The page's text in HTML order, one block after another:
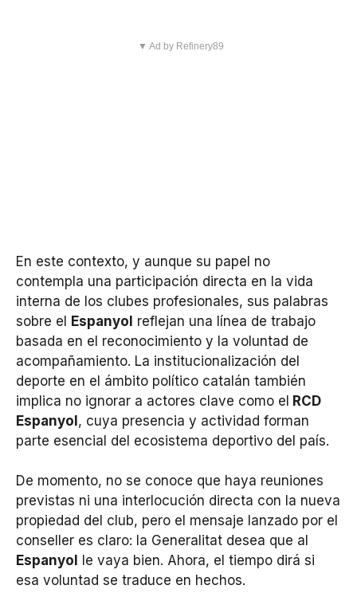
▼ Ad by Refinery89
En este contexto, y aunque su papel no
contempla una participación directa en la vida
interna de los clubes profesionales, sus palabras
sobre el Espanyol reflejan una línea de trabajo
basada en el reconocimiento y la voluntad de
acompañamiento. La institucionalización del
deporte en el ámbito político catalán también
implica no ignorar a actores clave como el RCD
Espanyol, cuya presencia y actividad forman
parte esencial del ecosistema deportivo del país.
De momento, no se conoce que haya reuniones
previstas ni una interlocución directa con la nueva
propiedad del club, pero el mensaje lanzado por el
conseller es claro: la Generalitat desea que al
Espanyol
le vaya bien. Ahora, el tiempo dirá si
esa voluntad se traduce en hechos.